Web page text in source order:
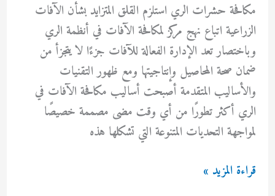
مكافحة حشرات الري استلزم القلق المتزايد بشأن الآفات
الزراعية اتباع نهج مركز لمكافحة الآفات في أنظمة الري
وباختصار تعد الإدارة الفعالة للآفات جزءًا لا يتجزأ من
ضمان صحة المحاصيل وإنتاجيتها ومع ظهور التقنيات
والأساليب المتقدمة أصبحت أساليب مكافحة الآفات في
الري أكثر تطورًا من أي وقت مضى مصممة خصيصًا
لمواجهة التحديات المتنوعة التي تشكلها هذه
مكافحة
قراءة المزيد »